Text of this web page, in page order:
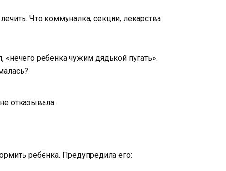
Что коммуналка, секции, лекарства
ребёнка чужим дядькой пугать».
отказывала.
ребёнка. Предупредила его: